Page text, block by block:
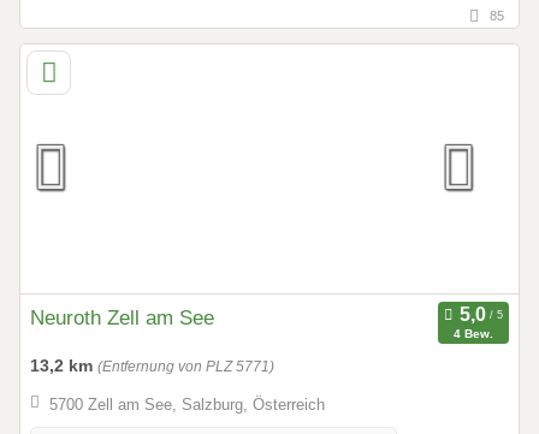
85
Neuroth Zell am See
4 Bew.
13,2 km (Entfernung von PLZ 5771)
5700 Zell am See, Salzburg, Österreich